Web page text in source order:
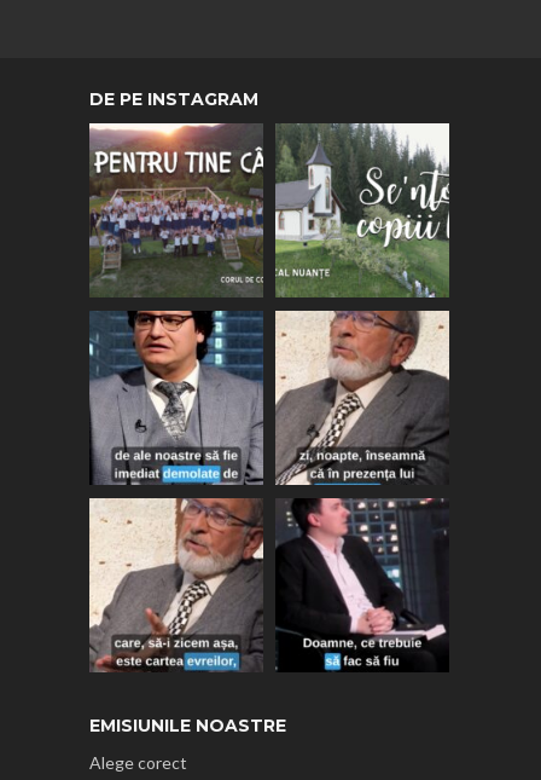
DE PE INSTAGRAM
EMISIUNILE NOASTRE
Alege corect